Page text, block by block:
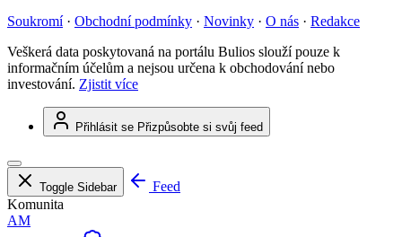
Soukromí · Obchodní podmínky · Novinky · O nás · Redakce
Veškerá data poskytovaná na portálu Bulios slouží pouze k
informačním účelům a nejsou určena k obchodování nebo
investování. Zjistit více
Přihlásit se Přizpůsobte si svůj feed
Toggle Sidebar
Feed
Komunita
AM